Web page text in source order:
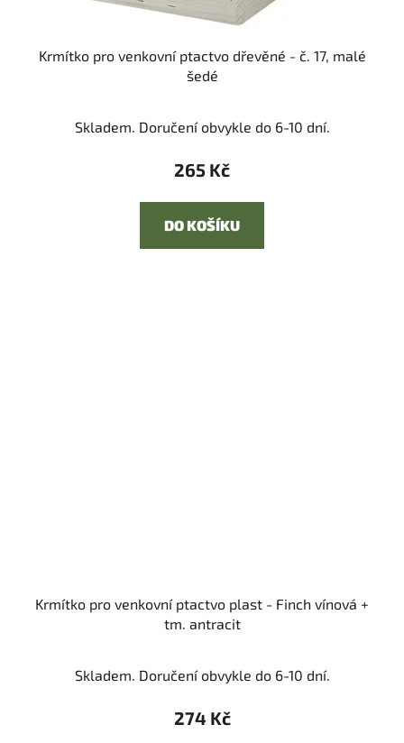
Krmítko pro venkovní ptactvo dřevěné - č. 17, malé
šedé
Skladem. Doručení obvykle do 6-10 dní.
265 Kč
DO KOŠÍKU
Krmítko pro venkovní ptactvo plast - Finch vínová +
tm. antracit
Skladem. Doručení obvykle do 6-10 dní.
274 Kč